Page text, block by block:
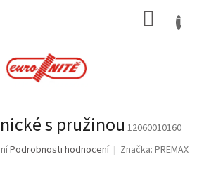
s pružinou 12060010160
Podrobnosti hodnocení Značka:PREMAX